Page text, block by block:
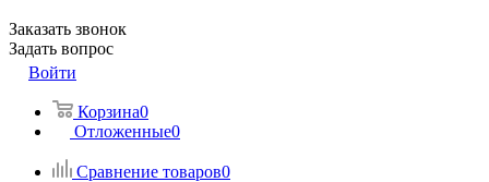
Заказать звонок
Задать вопрос
Войти
Корзина0
Отложенные0
Сравнение товаров0